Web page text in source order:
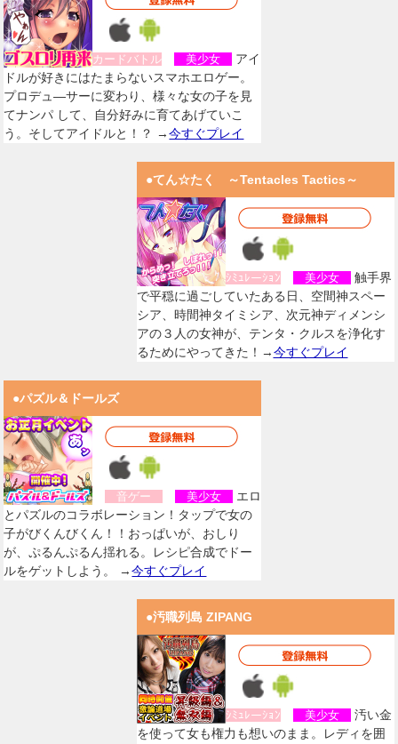
カードバトル 美少女
アイ
ドルが好きにはたまらないスマホエロゲー。
プロデュ―サーに変わり、様々な女の子を見
てナンパ して、自分好みに育てあげていこ
う。そしてアイドルと！？ →今すぐプレイ
●てん☆たく ～Tentacles Tactics～
ｼﾐｭﾚーｼｮﾝ 美少女
触手界
で平穏に過ごしていたある日、空間神スペー
シア、時間神タイミシア、次元神ディメンシ
アの３人の女神が、テンタ・クルスを浄化す
るためにやってきた！→今すぐプレイ
●パズル＆ドールズ
音ゲー 美少女
エロ
とパズルのコラボレーション！タップで女の
子がびくんびくん！！おっぱいが、おしり
が、ぷるんぷるん揺れる。レシピ合成でドー
ルをゲットしよう。 →今すぐプレイ
●汚職列島 ZIPANG
ｼﾐｭﾚーｼｮﾝ 美少女
汚い金
を使って女も権力も想いのまま。レディを囲